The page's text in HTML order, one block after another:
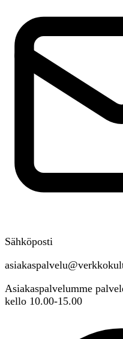
Sähköposti
Asiakaspalvelumme
kello 10.00-15.00